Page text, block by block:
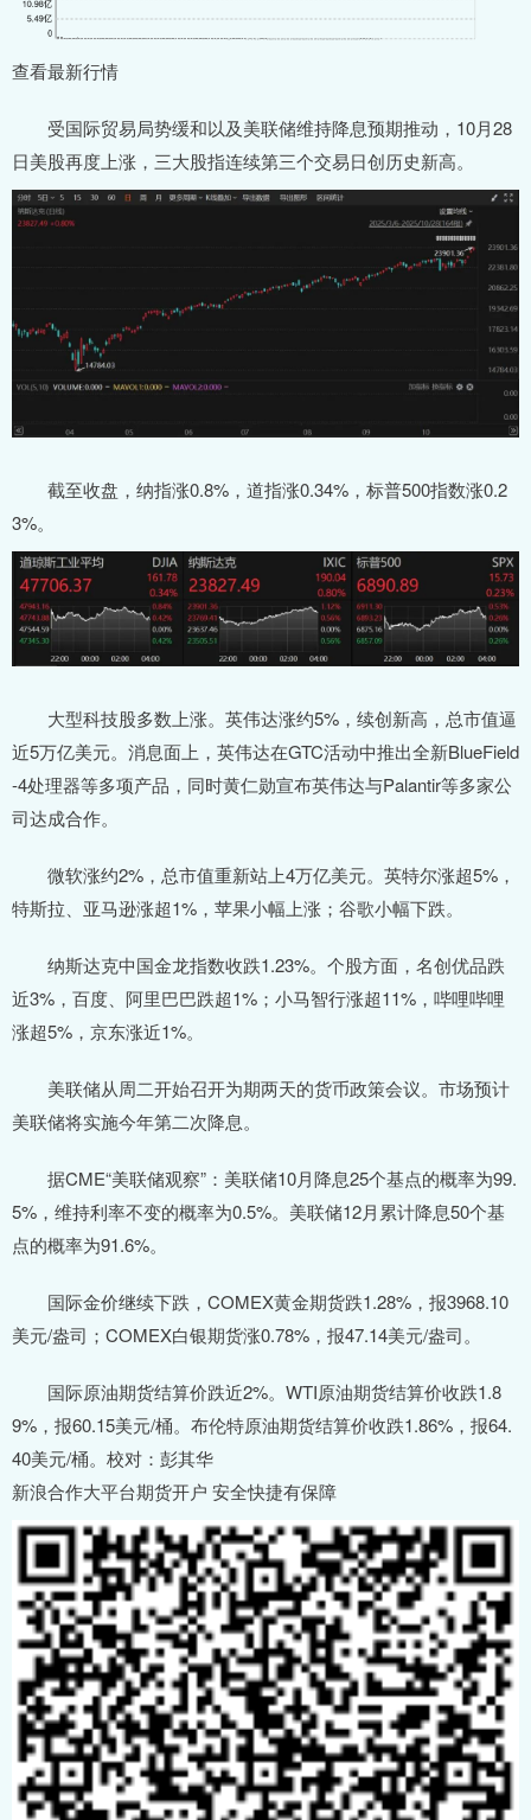
查看最新行情
受国际贸易局势缓和以及美联储维持降息预期推动，10月28
日美股再度上涨，三大股指连续第三个交易日创历史新高。
截至收盘，纳指涨0.8%，道指涨0.34%，标普500指数涨0.2
3%。
大型科技股多数上涨。英伟达涨约5%，续创新高，总市值逼
近5万亿美元。消息面上，英伟达在GTC活动中推出全新BlueField
-4处理器等多项产品，同时黄仁勋宣布英伟达与Palantir等多家公
司达成合作。
微软涨约2%，总市值重新站上4万亿美元。英特尔涨超5%，
特斯拉、亚马逊涨超1%，苹果小幅上涨；谷歌小幅下跌。
纳斯达克中国金龙指数收跌1.23%。个股方面，名创优品跌
近3%，百度、阿里巴巴跌超1%；小马智行涨超11%，哔哩哔哩
涨超5%，京东涨近1%。
美联储从周二开始召开为期两天的货币政策会议。市场预计
美联储将实施今年第二次降息。
据CME“美联储观察”：美联储10月降息25个基点的概率为99.
5%，维持利率不变的概率为0.5%。美联储12月累计降息50个基
点的概率为91.6%。
国际金价继续下跌，COMEX黄金期货跌1.28%，报3968.10
美元/盎司；COMEX白银期货涨0.78%，报47.14美元/盎司。
国际原油期货结算价跌近2%。WTI原油期货结算价收跌1.8
9%，报60.15美元/桶。布伦特原油期货结算价收跌1.86%，报64.
40美元/桶。校对：彭其华
新浪合作大平台期货开户 安全快捷有保障